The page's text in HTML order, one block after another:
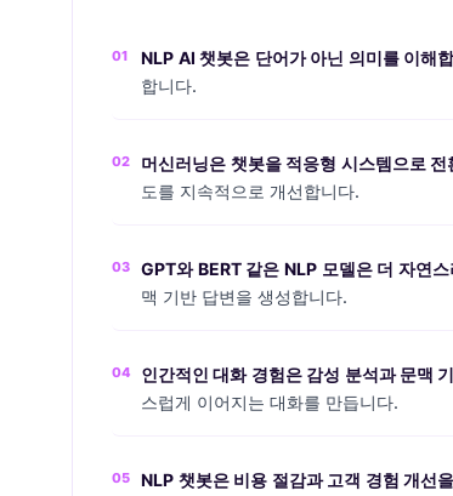
01 NLP AI 챗봇은 단어가 아닌 의미를 이해
합니다.
02 머신러닝은 챗봇을 적응형 시스템으로 전
도를 지속적으로 개선합니다.
03 GPT와 BERT 같은 NLP 모델은 더 자연
맥 기반 답변을 생성합니다.
04 인간적인 대화 경험은 감성 분석과 문맥
스럽게 이어지는 대화를 만듭니다.
05 NLP 챗봇은 비용 절감과 고객 경험 개선